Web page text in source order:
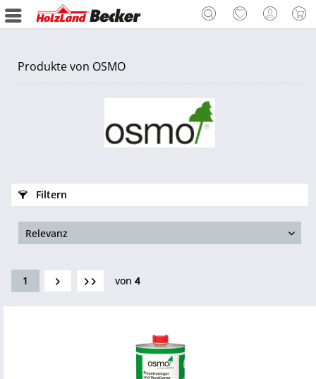
Produkte von OSMO
Filtern
1 von 4